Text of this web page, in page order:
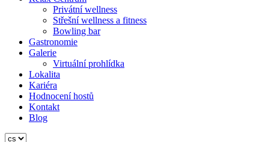
Privátní wellness
Střešní wellness a fitness
Bowling bar
Gastronomie
Galerie
Virtuální prohlídka
Lokalita
Kariéra
Hodnocení hostů
Kontakt
Blog